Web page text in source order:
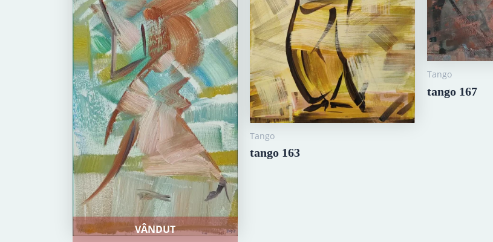
VÂNDUT
Tango
tango 163
Tango
tango 167